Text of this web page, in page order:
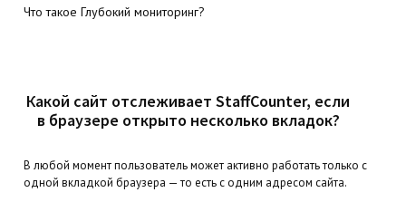
Что такое Глубокий мониторинг?
Какой сайт отслеживает StaffCounter, если
в браузере открыто несколько вкладок?
В любой момент пользователь может активно работать только с
одной вкладкой браузера — то есть с одним адресом сайта.